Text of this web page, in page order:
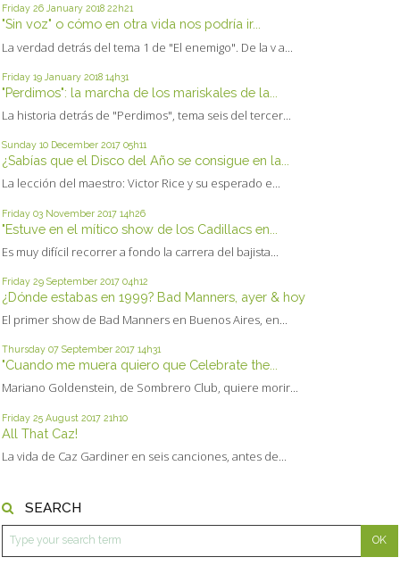
Friday 26 January 2018 22h21
"Sin voz" o cómo en otra vida nos podría ir...
La verdad detrás del tema 1 de "El enemigo". De la v a...
Friday 19 January 2018 14h31
"Perdimos": la marcha de los mariskales de la...
La historia detrás de "Perdimos", tema seis del tercer...
Sunday 10 December 2017 05h11
¿Sabías que el Disco del Año se consigue en la...
La lección del maestro: Victor Rice y su esperado e...
Friday 03 November 2017 14h26
"Estuve en el mítico show de los Cadillacs en...
Es muy difícil recorrer a fondo la carrera del bajista...
Friday 29 September 2017 04h12
¿Dónde estabas en 1999? Bad Manners, ayer & hoy
El primer show de Bad Manners en Buenos Aires, en...
Thursday 07 September 2017 14h31
"Cuando me muera quiero que Celebrate the...
Mariano Goldenstein, de Sombrero Club, quiere morir...
Friday 25 August 2017 21h10
All That Caz!
La vida de Caz Gardiner en seis canciones, antes de...
SEARCH